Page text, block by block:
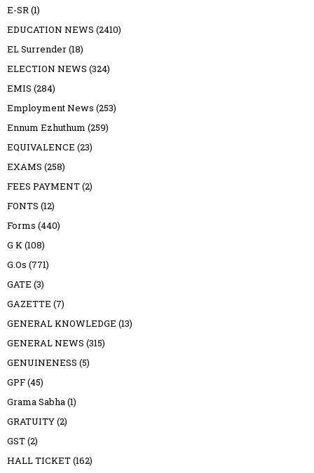
E-SR(1)
EDUCATION NEWS (2410)
EL Surrender(18)
ELECTION NEWS (324)
EMIS (284)
Employment News (253)
Ennum Ezhuthum (259)
EQUIVALENCE (23)
EXAMS (258)
FEES PAYMENT(2)
FONTS (12)
Forms (440)
G K(108)
G.Os (771)
GATE (3)
GAZETTE (7)
GENERAL KNOWLEDGE (13)
GENERAL NEWS (315)
GENUINENESS (5)
GPF(45)
Grama Sabha(1)
GRATUITY(2)
GST(2)
HALL TICKET(162)